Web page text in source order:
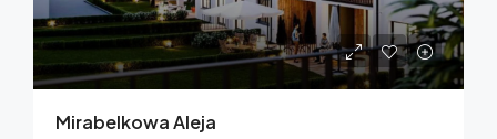
Mirabelkowa Aleja